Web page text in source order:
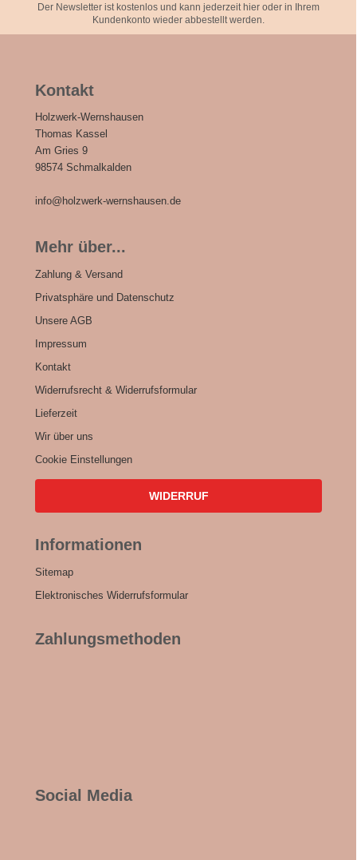
Der Newsletter ist kostenlos und kann jederzeit hier oder in Ihrem
Kundenkonto wieder abbestellt werden.
Kontakt
Holzwerk-Wernshausen
Thomas Kassel
Am Gries 9
98574 Schmalkalden
info@holzwerk-wernshausen.de
Mehr über...
Zahlung & Versand
Privatsphäre und Datenschutz
Unsere AGB
Impressum
Kontakt
Widerrufsrecht & Widerrufsformular
Lieferzeit
Wir über uns
Cookie Einstellungen
WIDERRUF
Informationen
Sitemap
Elektronisches Widerrufsformular
Zahlungsmethoden
Social Media